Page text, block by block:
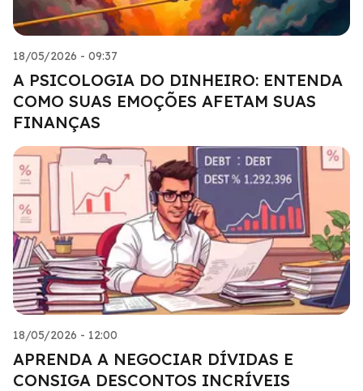
18/05/2026 - 09:37
A PSICOLOGIA DO DINHEIRO: ENTENDA
COMO SUAS EMOÇÕES AFETAM SUAS
FINANÇAS
18/05/2026 - 12:00
APRENDA A NEGOCIAR DÍVIDAS E
CONSIGA DESCONTOS INCRÍVEIS